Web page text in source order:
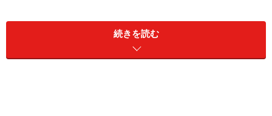
※記事内容は執筆時点のものです。最新の内容をご確認くださ
い。
続きを読む